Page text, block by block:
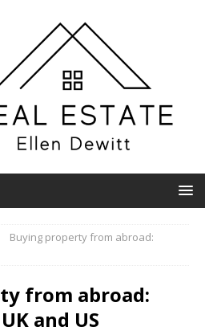
Buying property from abroad:
from abroad:
and US